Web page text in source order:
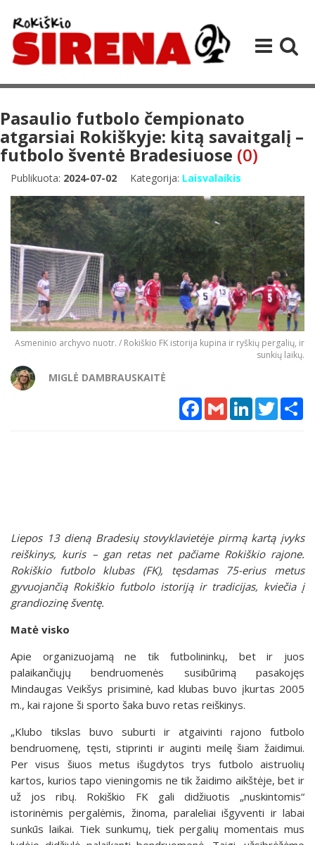
Pasaulio futbolo čempionato
atgarsiai Rokiškyje: kitą savaitgalį –
futbolo šventė Bradesiuose (0)
Publikuota: 2024-07-02 Kategorija: Laisvalaikis
Asmeninio archyvo nuotr. / Rokiškio FK istorija kupina ir ryškių pergalių, ir
sunkių laikų.
MIGLĖ DAMBRAUSKAITĖ
Facebook
Gmail LinkedInTwitter
Liepos 13 dieną Bradesių stovyklavietėje pirmą kartą įvyks
reiškinys, kuris – gan retas net pačiame Rokiškio rajone.
Rokiškio futbolo klubas (FK), tęsdamas 75-erius metus
gyvuojančią Rokiškio futbolo istoriją ir tradicijas, kviečia į
grandiozinę šventę.
Matė visko
Apie organizuojamą ne tik futbolininkų, bet ir juos
palaikančiųjų bendruomenės susibūrimą pasakojęs
Mindaugas Veikšys prisiminė, kad klubas buvo įkurtas 2005
m., kai rajone ši sporto šaka buvo retas reiškinys.
„Klubo tikslas buvo suburti ir atgaivinti rajono futbolo
bendruomenę, tęsti, stiprinti ir auginti meilę šiam žaidimui.
Per visus šiuos metus išugdytos trys futbolo aistruolių
kartos, kurios tapo vieningomis ne tik žaidimo aikštėje, bet ir
už jos ribų. Rokiškio FK gali didžiuotis „nuskintomis“
istorinėmis pergalėmis, žinoma, paraleliai išgyventi ir labai
sunkūs laikai. Tiek sunkumų, tiek pergalių momentais mus